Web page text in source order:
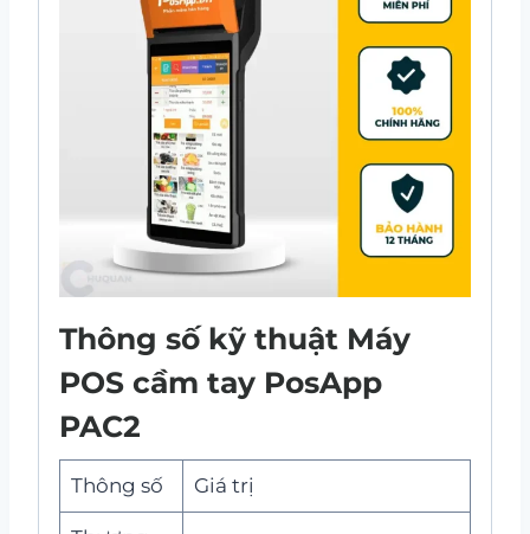
Thông số kỹ thuật Máy
POS cầm tay PosApp
PAC2
Thông số Giá trị